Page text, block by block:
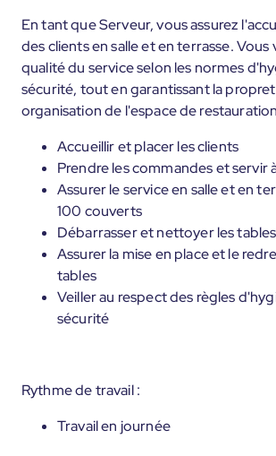
En tant que Serveur, vous assurez
des clients en salle et en terrasse. Vous
qualité du service selon les normes
sécurité, tout en garantissant la
organisation de l'espace de
Accueillir et placer les clients
Prendre les commandes et servir
Assurer le service en salle et en
100 couverts
Débarrasser et nettoyer les tables
Assurer la mise en place et le
tables
Veiller au respect des règles
sécurité
Rythme de travail :
Travail en journée